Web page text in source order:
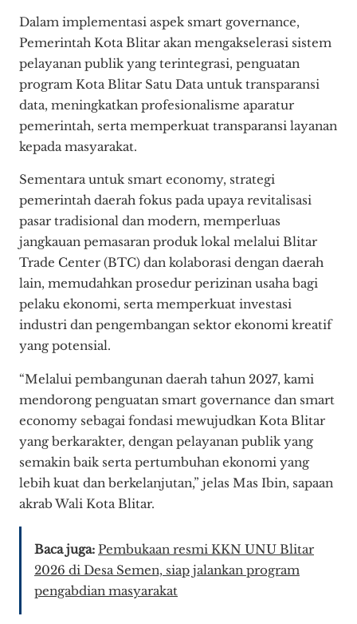
Dalam implementasi aspek smart governance,
Pemerintah Kota Blitar akan mengakselerasi sistem
pelayanan publik yang terintegrasi, penguatan
program Kota Blitar Satu Data untuk transparansi
data, meningkatkan profesionalisme aparatur
pemerintah, serta memperkuat transparansi layanan
kepada masyarakat.
Sementara untuk smart economy, strategi
pemerintah daerah fokus pada upaya revitalisasi
pasar tradisional dan modern, memperluas
jangkauan pemasaran produk lokal melalui Blitar
Trade Center (BTC) dan kolaborasi dengan daerah
lain, memudahkan prosedur perizinan usaha bagi
pelaku ekonomi, serta memperkuat investasi
industri dan pengembangan sektor ekonomi kreatif
yang potensial.
“Melalui pembangunan daerah tahun 2027, kami
mendorong penguatan smart governance dan smart
economy sebagai fondasi mewujudkan Kota Blitar
yang berkarakter, dengan pelayanan publik yang
semakin baik serta pertumbuhan ekonomi yang
lebih kuat dan berkelanjutan,” jelas Mas Ibin, sapaan
akrab Wali Kota Blitar.
Baca juga: Pembukaan resmi KKN UNU Blitar
2026 di Desa Semen, siap jalankan program
pengabdian masyarakat